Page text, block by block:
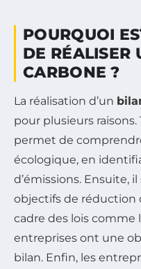
POURQUOI
DE RÉALISER
CARBONE ?
La réalisation d’un
pour plusieurs
permet de
écologique, en
d’émissions. Ensuite,
objectifs de réduction
cadre des lois comme
entreprises ont une
bilan. Enfin, les